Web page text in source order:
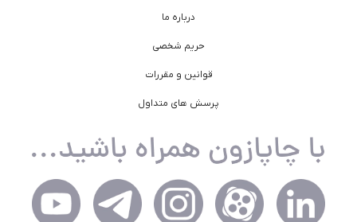
درباره ما
حریم شخصی
قوانین و مقررات
پرسش های متداول